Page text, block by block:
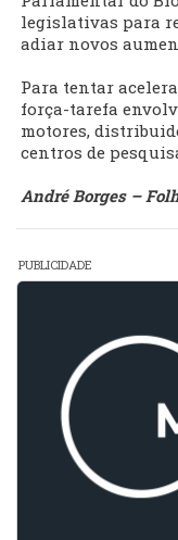
legislativas para
adiar novos
Para tentar
força-tarefa
motores,
centros de
André Borges –
PUBLICIDADE